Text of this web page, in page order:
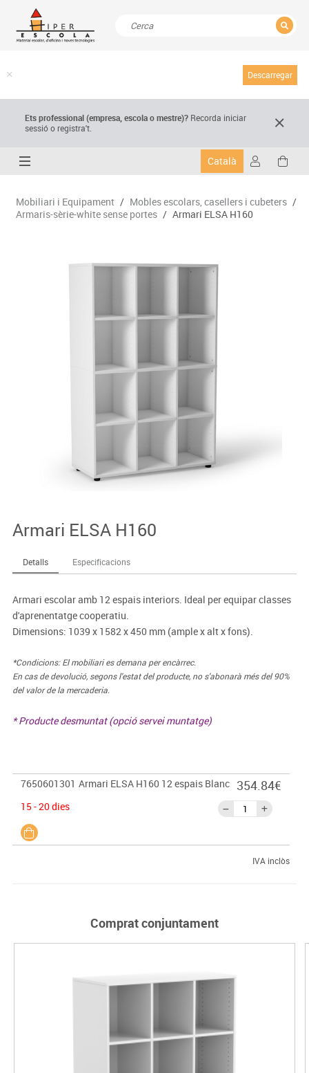
Descarregar
Ets professional (empresa,escola o mestre)? Recorda iniciar
sessió o registra't.
Català
Mobiliari i Equipament / Mobles escolars, casellers i cubeters /
Armaris-sèrie-white sense portes / Armari ELSA H160
Armari ELSA H160
Detalls Especificacions
Armari escolar amb 12 espais interiors. Ideal per equipar classes
d'aprenentatge cooperatiu.
Dimensions: 1039 x 1582 x 450 mm (ample x alt x fons).
*Condicions: El mobiliari es demana per encàrrec.
En cas de devolució, segons l'estat del producte, no s'abonarà més del 90%
del valor de la mercaderia.
* Producte desmuntat (opció servei muntatge)
7650601301 Armari ELSA H160 12 espais Blanc
15 - 20 dies
354.84€
IVA inclòs
Comprat conjuntament